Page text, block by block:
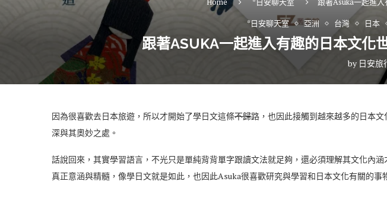
*日安聊天室
亞洲 台灣 日本
跟著ASUKA一起進入有趣的日本文化
by 日安旅
因為很喜歡去日本旅遊，所以才開始了學日文這條不歸路，也因此接觸到越來越多的日本
深與其奧妙之處。
話說回來，其實學習語言，不光只是單純背背單字跟讀文法就足夠，還必須理解其文化內
真正意涵與精髓，像學日文就是如此，也因此Asuka很喜歡研究與學習和日本文化有關的事